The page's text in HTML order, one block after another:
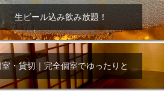
イディ（給料日）
野菜巻き串
バー 屋富祖地区
ジンギスカン
生け簀 獺祭 イタリアン
古島駅周辺
ぶ パクチー 炉端焼き
ふぐ料理
SEA
バイキング（ビュッフェ）
生ビール込み飲み放題！
・貸切｜完全個室でゆったりと